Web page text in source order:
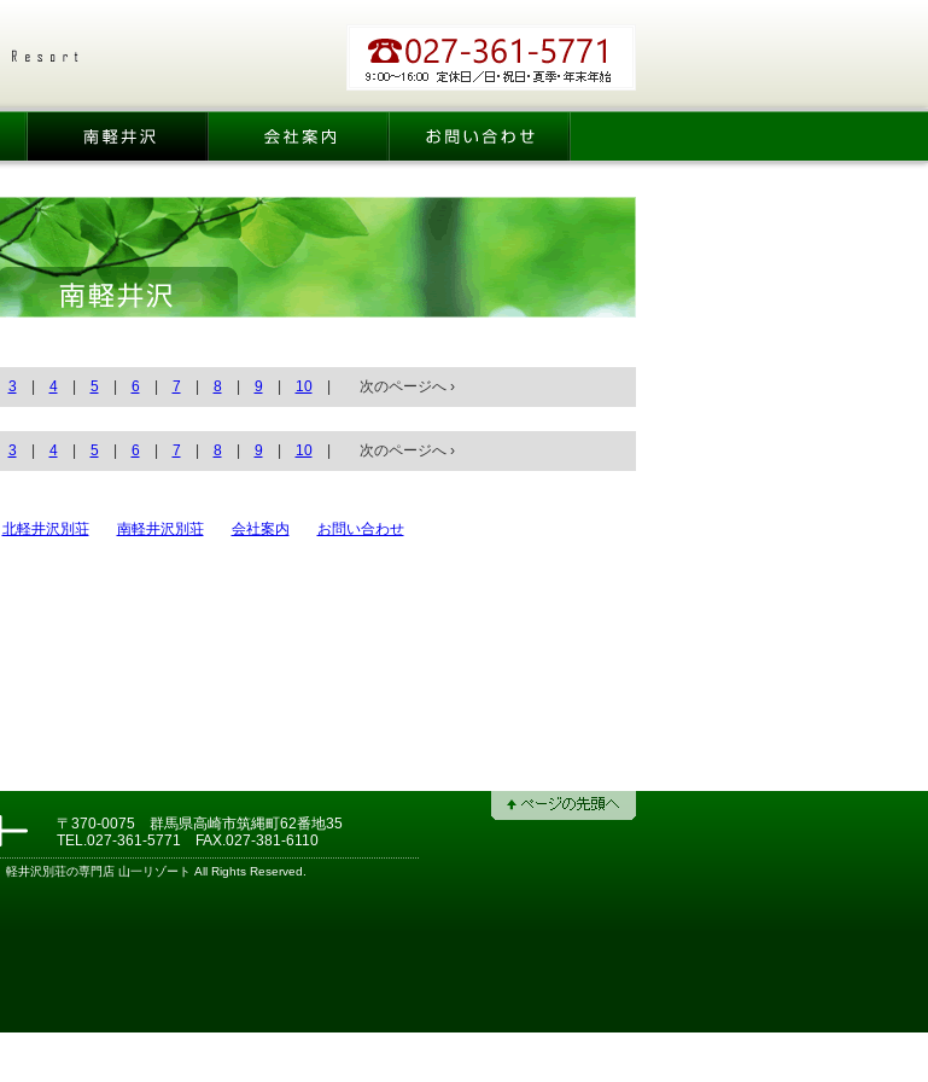
3 4| 5| 6 7 8| 9 10| 次のページへ ›
3 4| 5| 6 7 8| 9 10| 次のページへ ›
北軽井沢別荘 南軽井沢別荘 会社案内 お問い合わせ
〒370-0075 群馬県高崎市筑縄町62番地35
TEL.027-361-5771 FAX.027-381-6110
軽井沢別荘の専門店山一リゾート All Rights Reserved.